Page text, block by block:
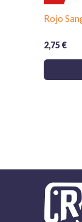
Rojo
2,75€